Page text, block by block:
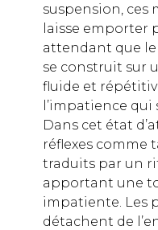
suspension, ces
laisse emporter
attendant que le
se construit sur
fluide et
l’impatience qui
Dans cet état
réflexes comme
traduits par un
apportant une
impatiente. Les
détachent de